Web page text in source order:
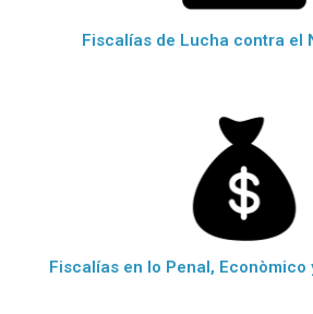
Fiscalías de Lucha contra el
Fiscalías en lo Penal,